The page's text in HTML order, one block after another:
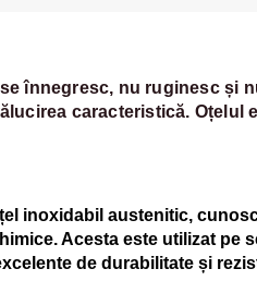
înnegresc, nu ruginesc și
caracteristică. Oțelul
inoxidabil austenitic,
Acesta este utilizat pe
de durabilitate și